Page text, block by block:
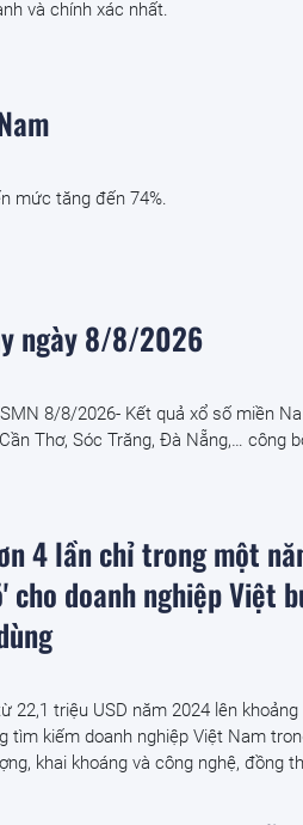
và chính xác nhất.
mức tăng đến 74%.
ngày 8/8/2026
8/8/2026- Kết quả xổ số miền
Thơ, Sóc Trăng, Đà Nẵng,… công
4 lần chỉ trong một
doanh nghiệp Việt
22,1 triệu USD năm 2024 lên khoảng
tìm kiếm doanh nghiệp Việt Nam
khai khoáng và công nghệ, đồng